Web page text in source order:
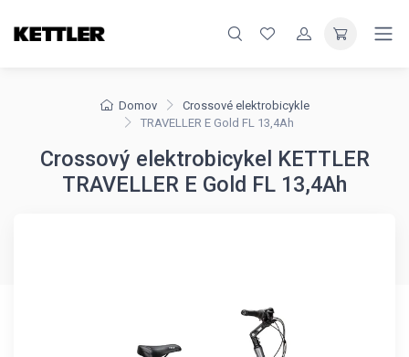
Domov
Crossové elektrobicykle
TRAVELLER E Gold FL 13,4Ah
Crossový elektrobicykel KETTLER
TRAVELLER E Gold FL 13,4Ah